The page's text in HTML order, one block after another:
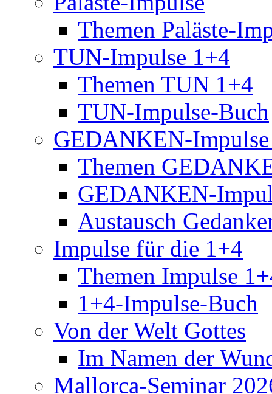
Themen Paläste-
TUN-Impulse 1+4
Themen TUN 1+4
TUN-Impulse-Buch
GEDANKEN-
Themen
GEDANKEN-
Austausch
Impulse für die 1+4
Themen Impulse
1+4-Impulse-Buch
Von der Welt Gottes
Im Namen der
Mallorca-Seminar